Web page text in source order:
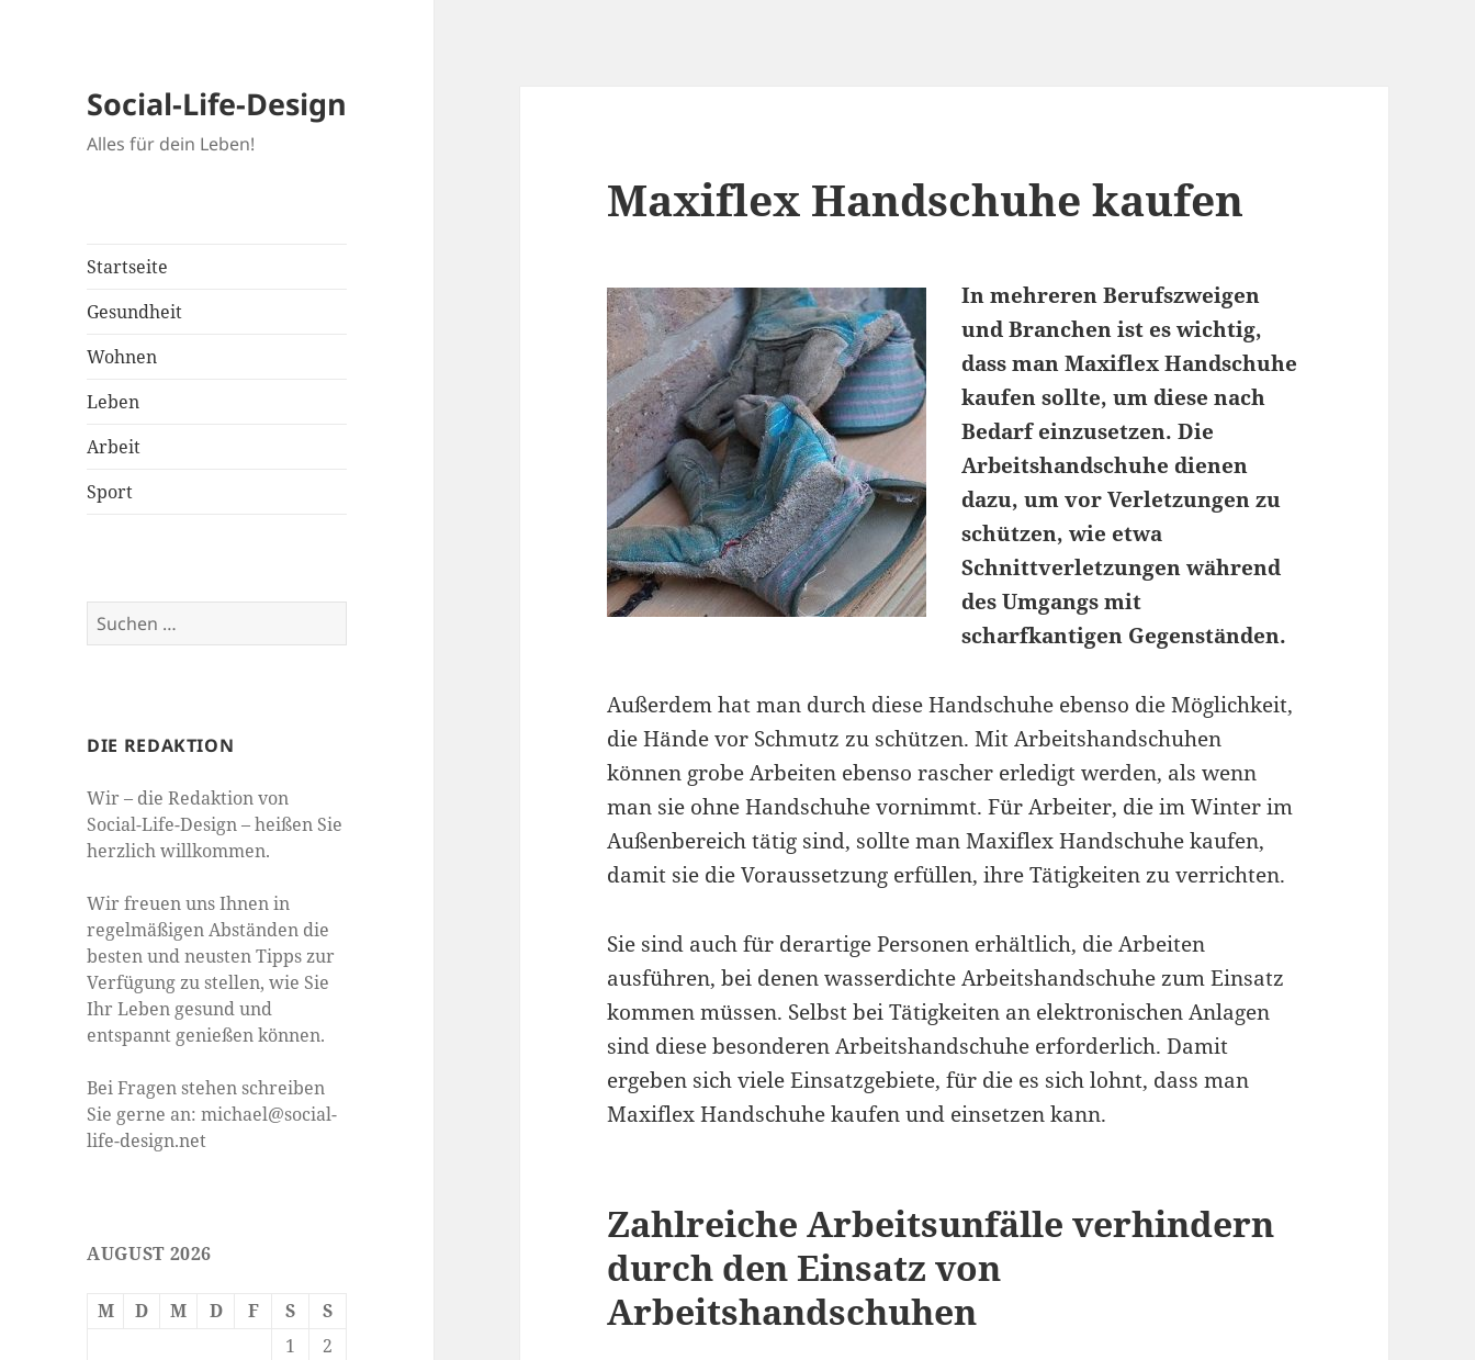
Social-Life-Design
Alles für dein Leben!
Startseite
Gesundheit
Wohnen
Leben
Arbeit
Sport
Suchen
nach:
DIE REDAKTION
Wir – die Redaktion von
Social-Life-Design – heißen Sie
herzlich willkommen.
Wir freuen uns Ihnen in
regelmäßigen Abständen die
besten und neusten Tipps zur
Verfügung zu stellen, wie Sie
Ihr Leben gesund und
entspannt genießen können.
Bei Fragen stehen schreiben
Sie gerne an: michael@social-
life-design.net
AUGUST 2026
M D M D F S
S
1
2
Maxiflex Handschuhe kaufen
In mehreren Berufszweigen
und Branchen ist es wichtig,
dass man Maxiflex Handschuhe
kaufen sollte, um diese nach
Bedarf einzusetzen. Die
Arbeitshandschuhe dienen
dazu, um vor Verletzungen zu
schützen, wie etwa
Schnittverletzungen während
des Umgangs mit
scharfkantigen Gegenständen.
Außerdem hat man durch diese Handschuhe ebenso die Möglichkeit,
die Hände vor Schmutz zu schützen. Mit Arbeitshandschuhen
können grobe Arbeiten ebenso rascher erledigt werden, als wenn
man sie ohne Handschuhe vornimmt. Für Arbeiter, die im Winter im
Außenbereich tätig sind, sollte man Maxiflex Handschuhe kaufen,
damit sie die Voraussetzung erfüllen, ihre Tätigkeiten zu verrichten.
Sie sind auch für derartige Personen erhältlich, die Arbeiten
ausführen, bei denen wasserdichte Arbeitshandschuhe zum Einsatz
kommen müssen. Selbst bei Tätigkeiten an elektronischen Anlagen
sind diese besonderen Arbeitshandschuhe erforderlich. Damit
ergeben sich viele Einsatzgebiete, für die es sich lohnt, dass man
Maxiflex Handschuhe kaufen und einsetzen kann.
Zahlreiche Arbeitsunfälle verhindern
durch den Einsatz von
Arbeitshandschuhen